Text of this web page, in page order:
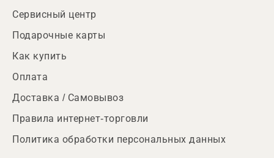
Сервисный центр
Подарочные карты
Как купить
Оплата
Доставка / Самовывоз
Правила интернет-торговли
Политика обработки персональных данных